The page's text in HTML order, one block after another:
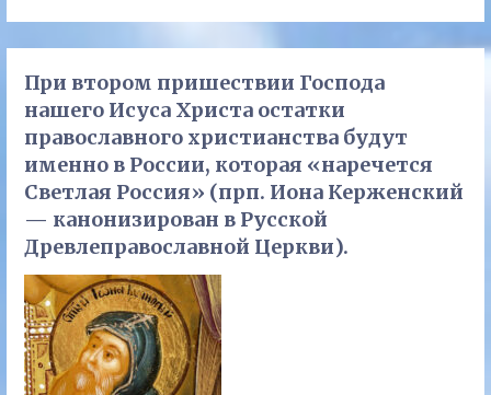
При втором пришествии Господа
нашего Исуса Христа остатки
православного христианства будут
именно в России, которая «наречется
Светлая Россия» (прп. Иона Керженский
— канонизирован в Русской
Древлеправославной Церкви).